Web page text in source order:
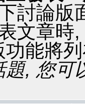
討論版
文章時
功能將
題, 您可